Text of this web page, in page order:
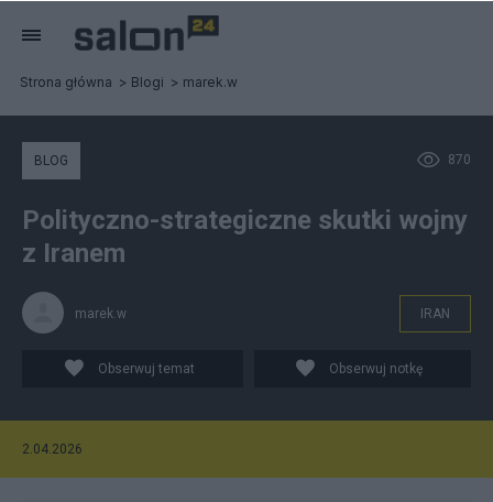
Strona główna Blogi marek.w
870
BLOG
Polityczno-strategiczne skutki wojny
z Iranem
marek.w IRAN
Obserwuj temat Obserwuj notkę
2.04.2026